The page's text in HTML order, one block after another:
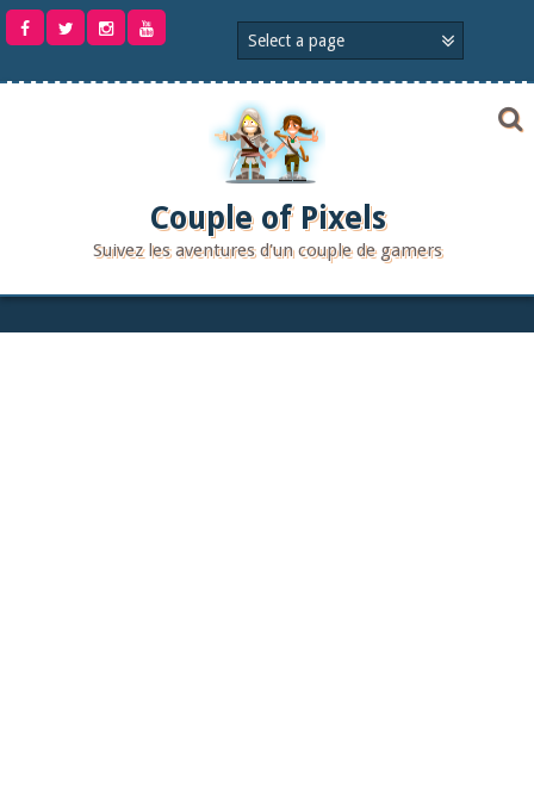
Aller
Couple of Pixels
Suivez les aventures d'un couple de gamers